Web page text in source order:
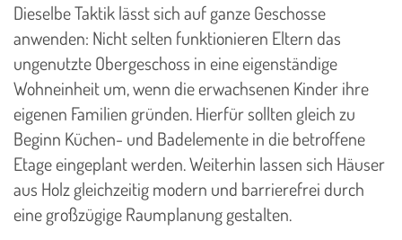
Dieselbe Taktik lässt sich auf ganze Geschosse
anwenden: Nicht selten funktionieren Eltern das
ungenutzte Obergeschoss in eine eigenständige
Wohneinheit um, wenn die erwachsenen Kinder ihre
eigenen Familien gründen. Hierfür sollten gleich zu
Beginn Küchen- und Badelemente in die betroffene
Etage eingeplant werden. Weiterhin lassen sich Häuser
aus Holz gleichzeitig modern und barrierefrei durch
eine großzügige Raumplanung gestalten.